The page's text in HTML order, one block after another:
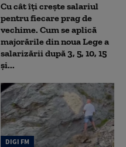
Cu cât îți crește salariul
pentru fiecare prag de
vechime. Cum se aplică
majorările din noua Lege a
salarizării după 3, 5, 10, 15
și...
DIGI FM